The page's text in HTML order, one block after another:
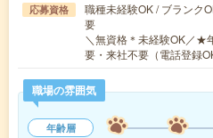
応募資格
職種未経験OK / ブランク
要
＼無資格＊未経験OK／★
要・来社不要（電話登録
職場の雰囲気
年齢層